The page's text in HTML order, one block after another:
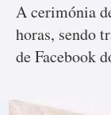
A cerimónia
horas, sendo
de Facebook